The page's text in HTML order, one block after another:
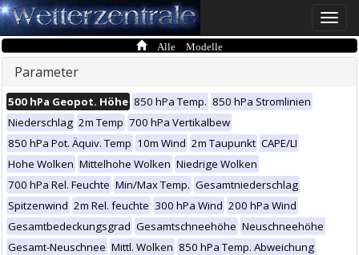
Toggle
Alle Modelle
Parameter
500 hPa Geopot. Höhe 850 hPa Temp. 850 hPa Stromlinien
Niederschlag 2m Temp 700 hPa Vertikalbew
850 hPa Pot. Äquiv. Temp 10m Wind 2m Taupunkt CAPE/LI
Hohe Wolken Mittelhohe Wolken Niedrige Wolken
700 hPa Rel. Feuchte Min/Max Temp. Gesamtniederschlag
Spitzenwind 2m Rel. feuchte 300 hPa Wind 200 hPa Wind
Gesamtbedeckungsgrad Gesamtschneehöhe Neuschneehöhe
Gesamt-Neuschnee Mittl. Wolken 850 hPa Temp. Abweichung